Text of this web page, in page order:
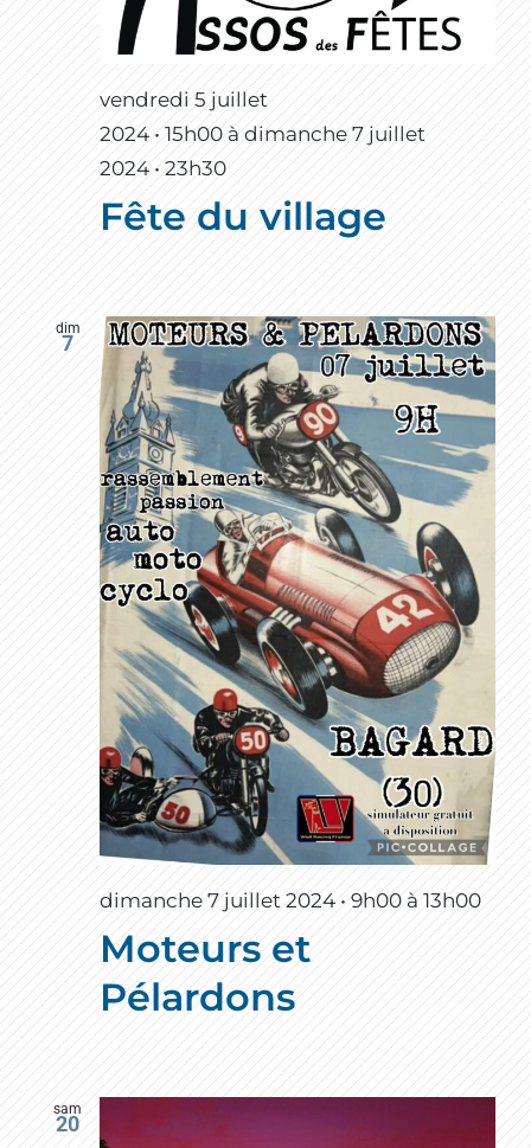
vendredi 5 juillet
2024 • 15h00à dimanche 7 juillet
2024 • 23h30
Fête du village
dim
7
dimanche 7 juillet 2024 • 9h00 à 13h00
Moteurs et
Pélardons
sam
20